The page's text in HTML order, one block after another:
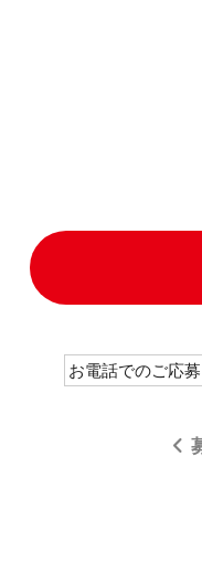
お電話でのご応募